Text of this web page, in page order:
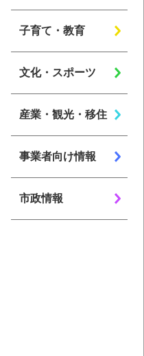
子育て・教育
文化・スポーツ
産業・観光・移住
事業者向け情報
市政情報